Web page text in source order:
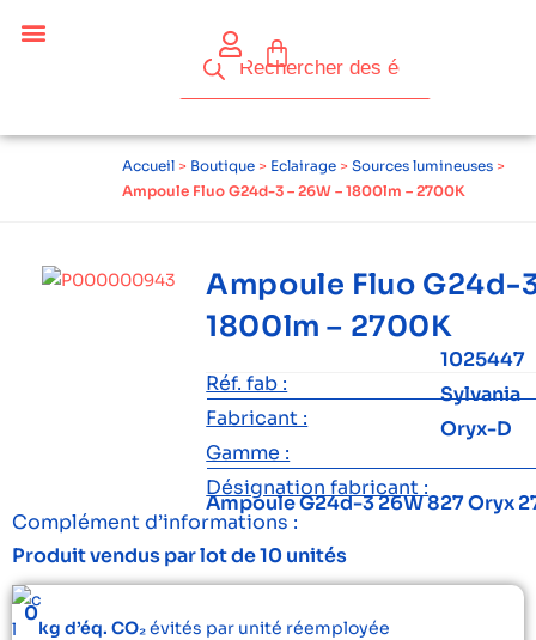
Accueil > Boutique > Eclairage > Sources lumineuses >
Ampoule Fluo G24d-3 – 26W – 1800lm – 2700K
Ampoule Fluo G24d-
1800lm – 2700K
Réf. fab :
1025447
Fabricant :
Sylvania
Gamme :
Oryx-D
Désignation fabricant :
Ampoule G24d-3 26W 827 Oryx
Complément d’informations :
Produit vendus par lot de 10 unités
0
kg d’éq. CO₂évités par unité réemployée